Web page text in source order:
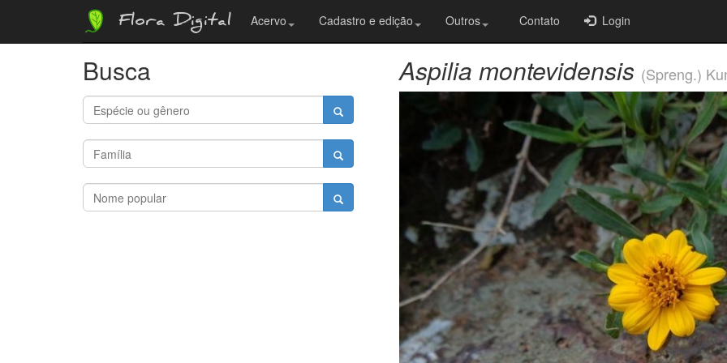
Flora Digital Acervo Cadastro e edição Outros Contato Login
Busca Aspilia montevidensis (Spreng.)